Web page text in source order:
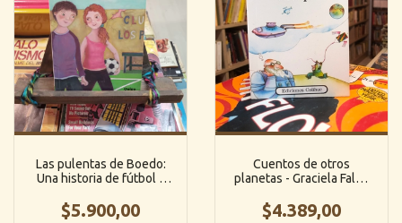
Las pulentas de Boedo:
Una historia de fútbol y
(Quipu)
$5.900,00
Cuentos de otros
planetas - Graciela Falbo
$4.389,00